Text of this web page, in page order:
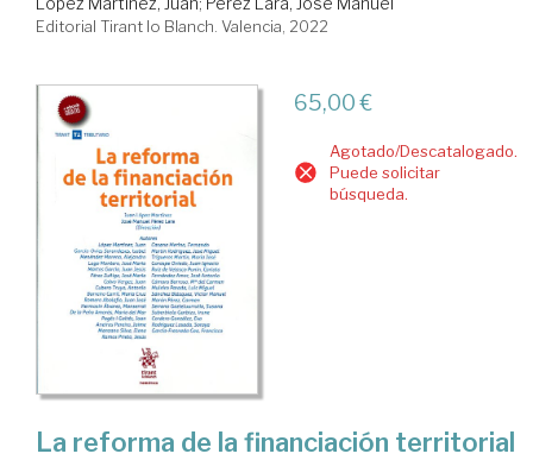
Editorial Tirant lo Blanch. Valencia, 2022
65,00 €
Agotado/Descatalogado.
Puede solicitar
búsqueda.
La reforma de la financiación territorial